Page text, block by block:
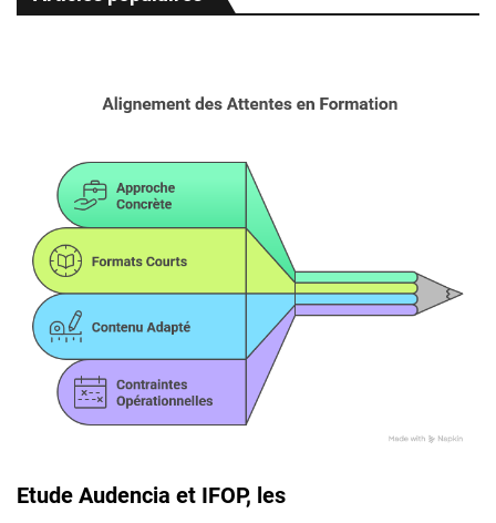
Etude Audencia et IFOP, les